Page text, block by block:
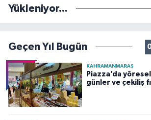
Yükleniyor...
Geçen Yıl Bugün
KAHRAMANMARAŞ
Piazza’da
günler ve çekiliş